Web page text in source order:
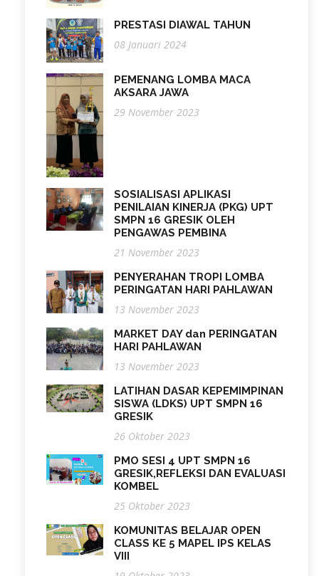
PRESTASI DIAWAL TAHUN
08 Januari 2024
PEMENANG LOMBA MACA
AKSARA JAWA
29 November 2023
SOSIALISASI APLIKASI
PENILAIAN KINERJA (PKG) UPT
SMPN 16 GRESIK OLEH
PENGAWAS PEMBINA
21 November 2023
PENYERAHAN TROPI LOMBA
PERINGATAN HARI PAHLAWAN
13 November 2023
MARKET DAY dan PERINGATAN
HARI PAHLAWAN
13 November 2023
LATIHAN DASAR KEPEMIMPINAN
SISWA (LDKS) UPT SMPN 16
GRESIK
26 Oktober 2023
PMO SESI 4 UPT SMPN 16
GRESIK,REFLEKSI DAN EVALUASI
KOMBEL
25 Oktober 2023
KOMUNITAS BELAJAR OPEN
CLASS KE 5 MAPEL IPS KELAS
VIII